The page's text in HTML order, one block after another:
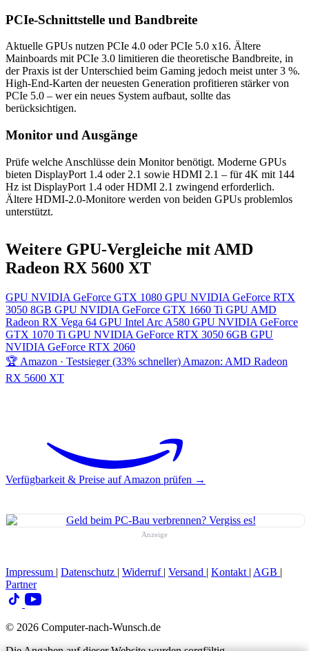
PCIe-Schnittstelle und Bandbreite
Aktuelle GPUs nutzen PCIe 4.0 oder PCIe 5.0 x16. Ältere
Mainboards mit PCIe 3.0 limitieren die theoretische Bandbreite, in
der Praxis ist der Unterschied beim Gaming jedoch meist unter 3 %.
High-End-Karten der neuesten Generation profitieren stärker von
PCIe 5.0 – wer ein neues System aufbaut, sollte das
berücksichtigen.
Monitor und Ausgänge
Prüfe welche Anschlüsse dein Monitor benötigt. Moderne GPUs
bieten DisplayPort 1.4 oder 2.1 sowie HDMI 2.1 – für 4K mit 144
Hz ist DisplayPort 1.4 oder HDMI 2.1 zwingend erforderlich.
Ältere HDMI-2.0-Monitore werden von beiden GPUs problemlos
unterstützt.
Weitere GPU-Vergleiche mit AMD
Radeon RX 5600 XT
GPU NVIDIA GeForce GTX 1080 GPU NVIDIA GeForce RTX
3050 8GB GPU NVIDIA GeForce GTX 1660 Ti GPU AMD
Radeon RX Vega 64 GPU Intel Arc A580 GPU NVIDIA GeForce
GTX 1070 Ti GPU NVIDIA GeForce RTX 3050 6GB GPU
NVIDIA GeForce RTX 2060
🏆 Amazon · Testsieger (33% schneller) Amazon: AMD Radeon
RX 5600 XT
Verfügbarkeit & Preise auf Amazon prüfen →
Anzeige
Impressum | Datenschutz | Widerruf | Versand | Kontakt | AGB |
Partner
© 2026 Computer-nach-Wunsch.de